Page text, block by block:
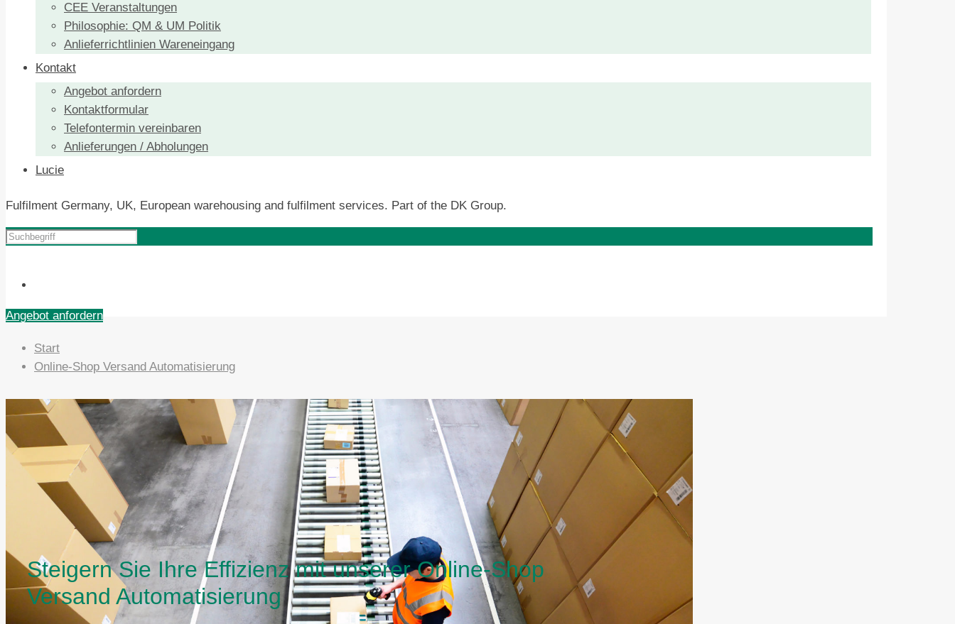
CEE Veranstaltungen
Philosophie: QM & UM Politik
Anlieferrichtlinien Wareneingang
Kontakt
Angebot anfordern
Kontaktformular
Telefontermin vereinbaren
Anlieferungen / Abholungen
Lucie
Fulfilment Germany, UK, European warehousing and fulfilment services. Part of the DK Group.
Angebot anfordern
Start
Online-Shop Versand Automatisierung
Steigern Sie Ihre Effizienz mit unserer Online-Shop
Versand Automatisierung